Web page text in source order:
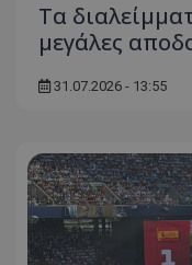
Τα
μεγάλες
31.07.2026 - 13:55